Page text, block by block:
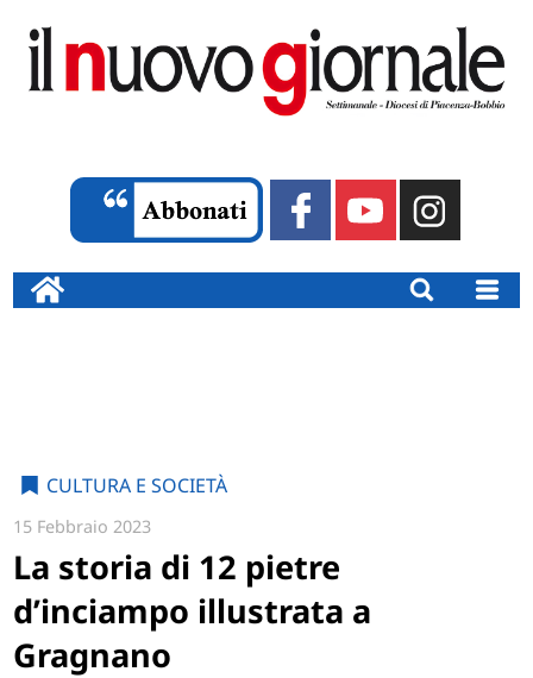
CULTURA E SOCIETÀ
15 Febbraio 2023
La storia di 12 pietre
d’inciampo illustrata a
Gragnano